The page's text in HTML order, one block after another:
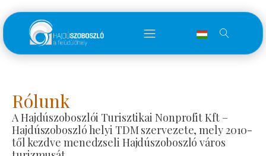
Rólunk
A Hajdúszoboszlói Turisztikai Nonprofit Kft –
Hajdúszoboszló helyi TDM szervezete, mely 2010-
től kezdve menedzseli Hajdúszoboszló város